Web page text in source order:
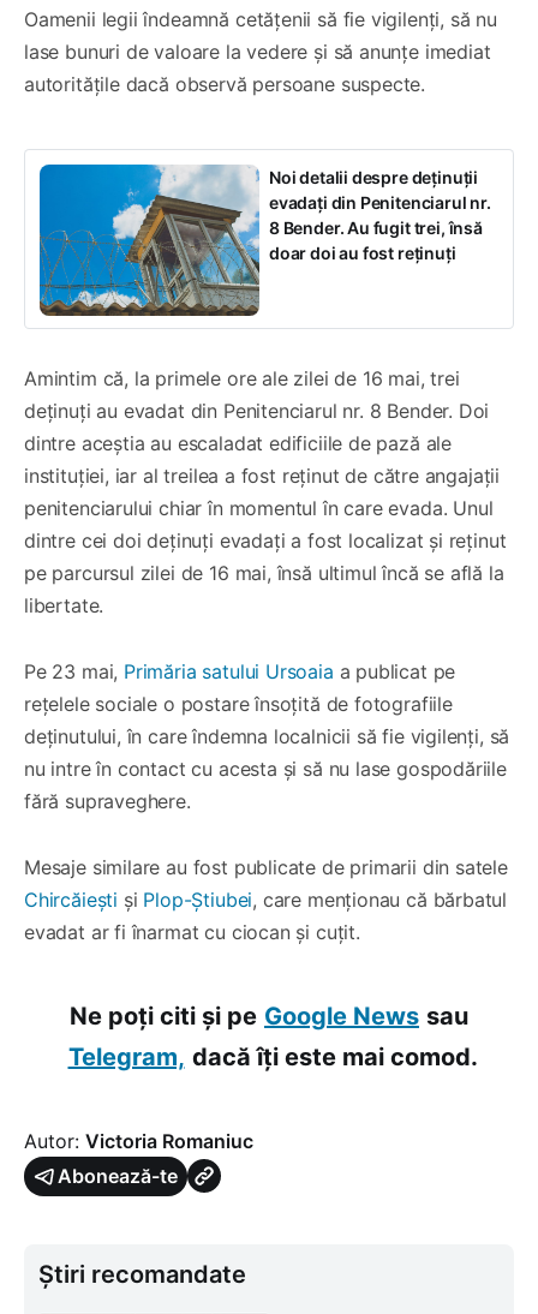
Oamenii legii îndeamnă cetățenii să fie vigilenți, să nu
lase bunuri de valoare la vedere și să anunțe imediat
autoritățile dacă observă persoane suspecte.
Noi detalii despre deținuții
evadați din Penitenciarul nr.
8 Bender. Au fugit trei, însă
doar doi au fost reținuți
Amintim că, la primele ore ale zilei de 16 mai, trei
deținuți au evadat din Penitenciarul nr. 8 Bender. Doi
dintre aceștia au escaladat edificiile de pază ale
instituției, iar al treilea a fost reținut de către angajații
penitenciarului chiar în momentul în care evada. Unul
dintre cei doi deținuți evadați a fost localizat și reținut
pe parcursul zilei de 16 mai, însă ultimul încă se află la
libertate.
Pe 23 mai, Primăria satului Ursoaia a publicat pe
rețelele sociale o postare însoțită de fotografiile
deținutului, în care îndemna localnicii să fie vigilenți, să
nu intre în contact cu acesta și să nu lase gospodăriile
fără supraveghere.
Mesaje similare au fost publicate de primarii din satele
Chircăiești și Plop-Știubei, care menționau că bărbatul
evadat ar fi înarmat cu ciocan și cuțit.
Ne poți citi și pe Google News sau
Telegram, dacă îți este mai comod.
Autor: Victoria Romaniuc
Abonează-te
Știri recomandate